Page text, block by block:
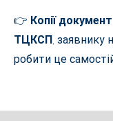
👉 Копії
ТЦКСП, заявнику
робити це